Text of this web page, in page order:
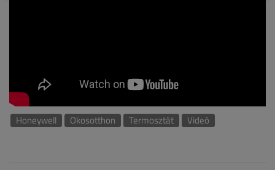
Honeywell Okosotthon Termosztát Videó